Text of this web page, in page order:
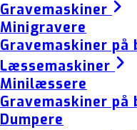
Gravemaskiner
Minigravere
Gravemaskiner på
Læssemaskiner
Minilæssere
Gravemaskiner på
Dumpere